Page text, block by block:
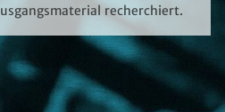
recherchiert.